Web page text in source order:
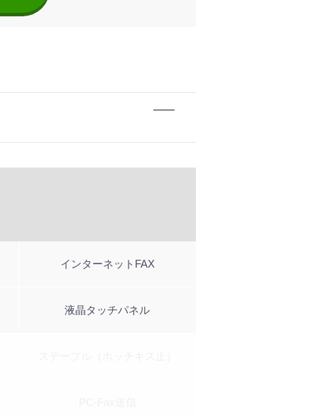
インターネットFAX
液晶タッチパネル